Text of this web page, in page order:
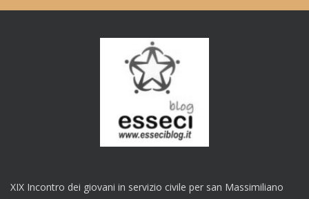
XIX Incontro dei giovani in servizio civile per san Massimiliano